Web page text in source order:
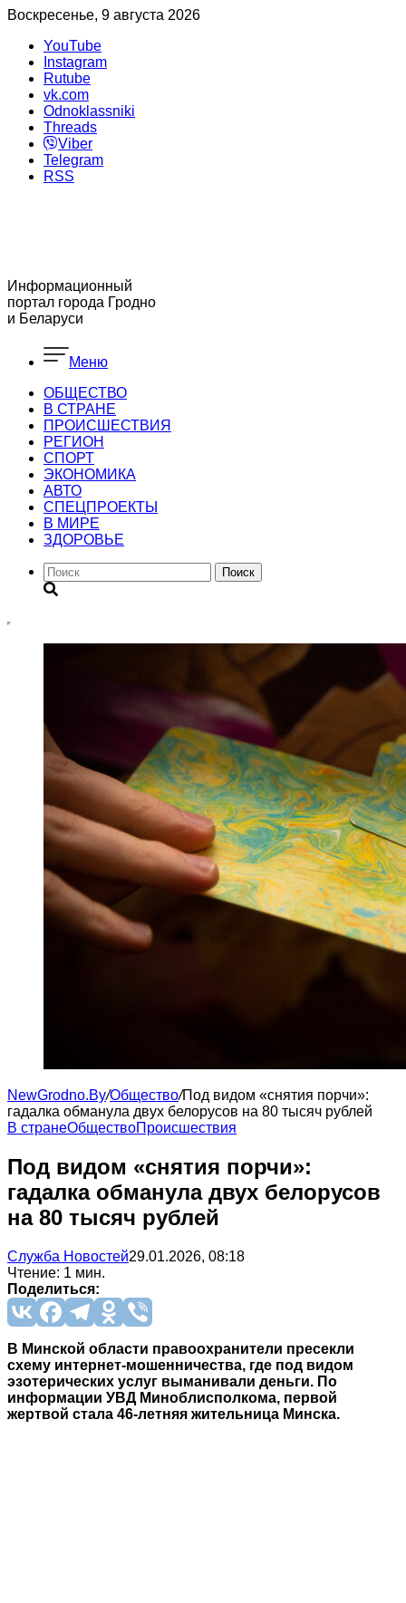
Воскресенье, 9 августа 2026
YouTube
Instagram
Rutube
vk.com
Odnoklassniki
Threads
Viber
Telegram
RSS
Информационный
портал города Гродно
и Беларуси
Меню
ОБЩЕСТВО
В СТРАНЕ
ПРОИСШЕСТВИЯ
РЕГИОН
CПОРТ
ЭКОНОМИКА
АВТО
СПЕЦПРОЕКТЫ
В МИРЕ
ЗДОРОВЬЕ
Поиск
NewGrodno.By/Общество/Под видом «снятия порчи»:
гадалка обманула двух белорусов на 80 тысяч рублей
В странеОбществоПроисшествия
Под видом «снятия порчи»:
гадалка обманула двух белорусов
на 80 тысяч рублей
Служба Новостей29.01.2026, 08:18
Чтение: 1 мин.
Поделиться:
В Минской области правоохранители пресекли
схему интернет-мошенничества, где под видом
эзотерических услуг выманивали деньги. По
информации УВД Миноблисполкома, первой
жертвой стала 46-летняя жительница Минска.